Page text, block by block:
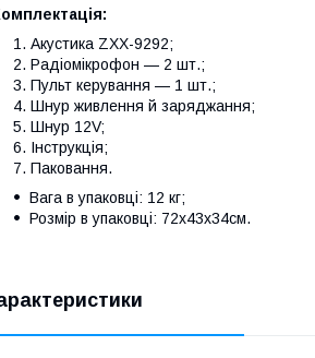
Акустика ZXX-9292;
Радіомікрофон — 2 шт.;
Пульт керування — 1 шт.;
Шнур живлення й заряджання;
Шнур 12V;
Інструкція;
Паковання.
Вага в упаковці: 12 кг;
Розмір в упаковці: 72х43х34см.